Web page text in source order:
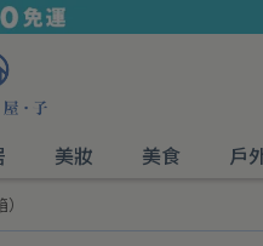
美妝 美食 戶